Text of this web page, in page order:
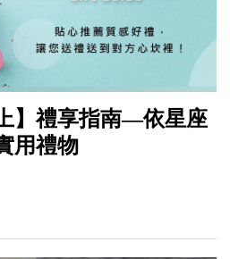
】禮享指南—依星座
用禮物